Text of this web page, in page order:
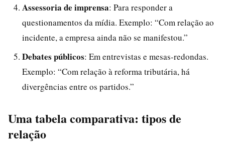
Assessoria de imprensa: Para responder a
questionamentos da mídia. Exemplo: “Com relação ao
incidente, a empresa ainda não se manifestou.”
Debates públicos: Em entrevistas e mesas-redondas.
Exemplo: “Com relação à reforma tributária, há
divergências entre os partidos.”
Uma tabela comparativa: tipos de
relação